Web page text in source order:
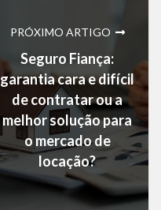
PRÓXIMO ARTIGO
Seguro Fiança:
garantia cara e difícil
de contratar ou a
melhor solução para
o mercado de
locação?